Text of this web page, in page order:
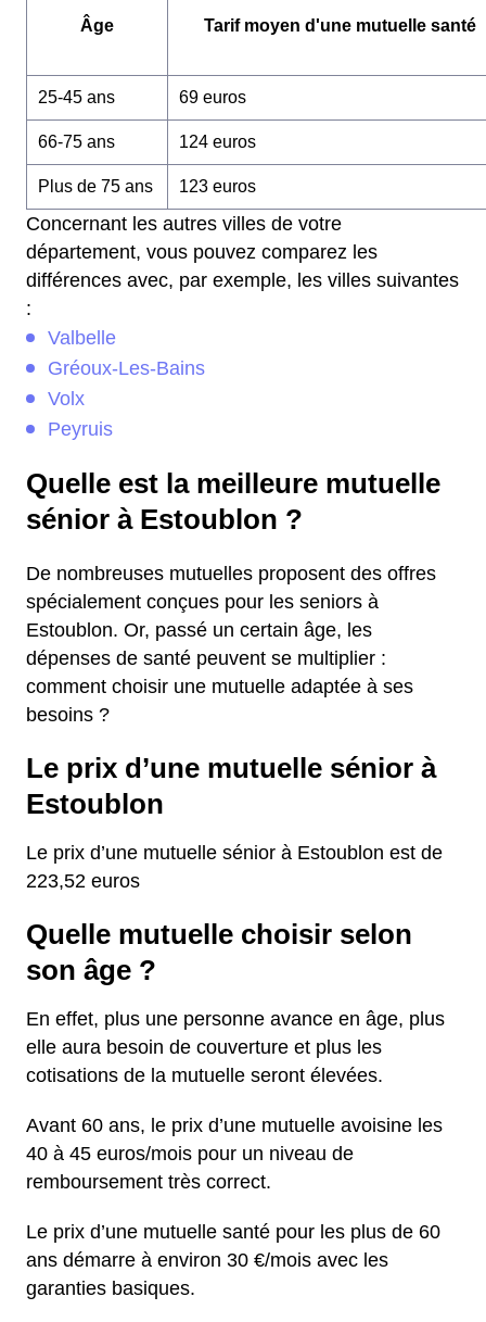
Âge Tarif moyen d'une mutuelle santé
25-45 ans 69 euros
66-75 ans 124 euros
Plus de 75 ans 123 euros
Concernant les autres villes de votre
département, vous pouvez comparez les
différences avec, par exemple, les villes suivantes
:
Valbelle
Gréoux-Les-Bains
Volx
Peyruis
Quelle est la meilleure mutuelle
sénior à Estoublon ?
De nombreuses mutuelles proposent des offres
spécialement conçues pour les seniors à
Estoublon. Or, passé un certain âge, les
dépenses de santé peuvent se multiplier :
comment choisir une mutuelle adaptée à ses
besoins ?
Le prix d’une mutuelle sénior à
Estoublon
Le prix d’une mutuelle sénior à Estoublon est de
223,52 euros
Quelle mutuelle choisir selon
son âge ?
En effet, plus une personne avance en âge, plus
elle aura besoin de couverture et plus les
cotisations de la mutuelle seront élevées.
Avant 60 ans, le prix d’une mutuelle avoisine les
40 à 45 euros/mois pour un niveau de
remboursement très correct.
Le prix d’une mutuelle santé pour les plus de 60
ans démarre à environ 30 €/mois avec les
garanties basiques.